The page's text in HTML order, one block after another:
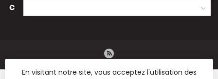
€
En visitant notre site, vous acceptez l'utilisation des